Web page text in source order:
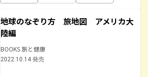
地球のなぞり方 旅地図 アメリカ大
陸編
BOOKS 旅と健康
2022.10.14 発売